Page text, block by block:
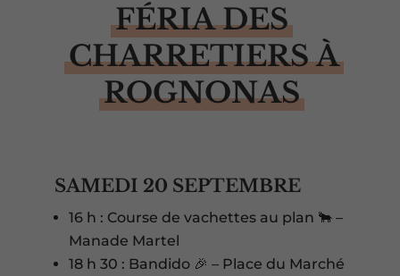
FÉRIA DES
CHARRETIERS À
ROGNONAS
SAMEDI 20 SEPTEMBRE
16 h : Course de vachettes au plan 🐂 –
Manade Martel
18 h 30 : Bandido 🎉 – Place du Marché